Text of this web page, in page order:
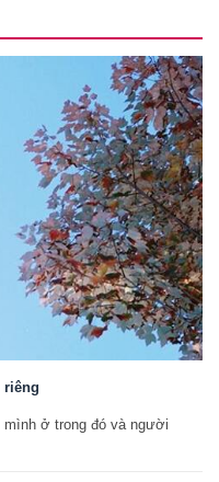
riêng
mình ở trong đó và người